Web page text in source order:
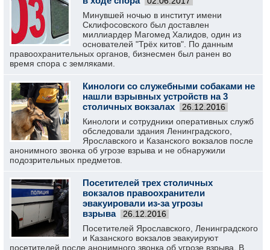
Минувшей ночью в институт имени
Склифосовского был доставлен
миллиардер Магомед Халидов, один из
основателей "Трёх китов". По данным
правоохранительных органов, бизнесмен был ранен во
время спора с земляками.
Кинологи со служебными собаками не
нашли взрывных устройств на 3
столичных вокзалах
26.12.2016
Кинологи и сотрудники оперативных служб
обследовали здания Ленинградского,
Ярославского и Казанского вокзалов после
анонимного звонка об угрозе взрыва и не обнаружили
подозрительных предметов.
Посетителей трех столичных
вокзалов правоохранители
эвакуировали из-за угрозы
взрыва
26.12.2016
Посетителей Ярославского, Ленинградского
и Казанского вокзалов эвакуируют
посетителей после анонимного звонка об угрозе взрыва. В